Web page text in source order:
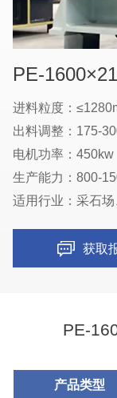
PE-
进料粒度：
出料调整：175-
电机功率：450kw
生产能力：800-
适用行业：采石
获取
PE-
产品类型